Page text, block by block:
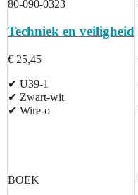
80-090-0323
Techniek en veiligheid
€ 25,45
✔ U39-1
✔ Zwart-wit
✔ Wire-o
BOEK